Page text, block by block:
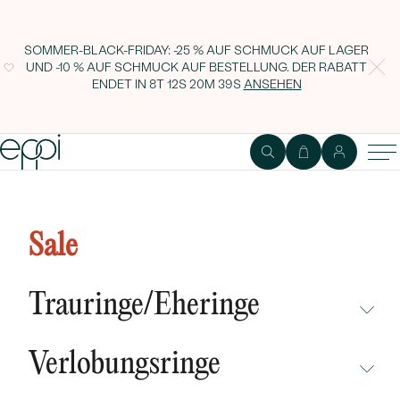
SOMMER-BLACK-FRIDAY: -25 % AUF SCHMUCK AUF LAGER
UND -10 % AUF SCHMUCK AUF BESTELLUNG. DER RABATT
ENDET IN 8T 12S 20M 38S ANSEHEN
Sale
Trauringe/Eheringe
NEUHEITEN
Verlobungsringe
Siewa